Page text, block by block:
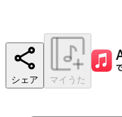
シェア マイうた